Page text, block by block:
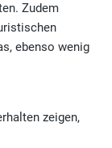
Zudem
ebenso wenig
zeigen,